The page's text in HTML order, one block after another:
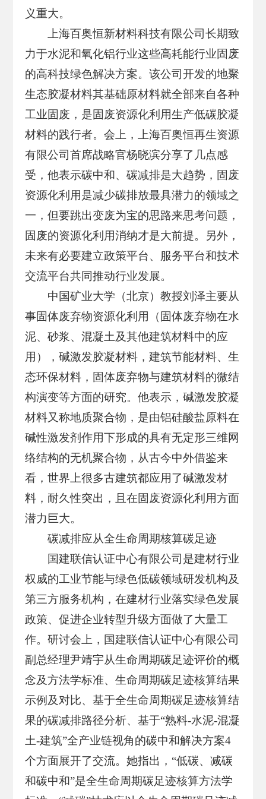
义重大。
上海百奥恒新材料科技有限公司长期致
力于水泥和氧化铝行业这些高耗能行业固废
的高科技绿色解决方案。该公司开发的地聚
生态胶凝材料其基础原材料就全部来自各种
工业固废，是固废资源化利用生产低碳胶凝
材料的践行者。会上，上海百奥恒再生资源
有限公司首席战略官杨晓滨分享了几点感
受，他表示碳中和、碳减排是大趋势，固废
资源化利用是减少碳排放最具潜力的领域之
一，但要跳出变废为宝的思路来思考问题，
固废的资源化利用消纳才是大前提。另外，
未来有必要建立政策平台、服务平台和技术
交流平台共同推动行业发展。
中国矿业大学（北京）教授刘泽主要从
事固体废弃物资源化利用（固体废弃物在水
泥、砂浆、混凝土及其他建筑材料中的应
用），碱激发胶凝材料，建筑节能材料、生
态环保材料，固体废弃物与建筑材料的微结
构演变等方面的研究。他表示，碱激发胶凝
材料又称地质聚合物，是由铝硅酸盐原料在
碱性激发剂作用下形成的具有无定形三维网
络结构的无机聚合物，从古今中外借鉴来
看，世界上很多古建筑都应用了碱激发材
料，耐久性突出，且在固废资源化利用方面
潜力巨大。
碳减排应从全生命周期核算碳足迹
国建联信认证中心有限公司是建材行业
权威的工业节能与绿色低碳领域研发机构及
第三方服务机构，在建材行业落实绿色发展
政策、促进企业转型升级方面做了大量工
作。研讨会上，国建联信认证中心有限公司
副总经理尹靖宇从生命周期碳足迹评价的概
念及方法学标准、生命周期碳足迹核算结果
示例及对比、基于全生命周期碳足迹核算结
果的碳减排路径分析、基于“熟料-水泥-混凝
土-建筑”全产业链视角的碳中和解决方案4
个方面展开了交流。她指出，“低碳、减碳
和碳中和”是全生命周期碳足迹核算方法学